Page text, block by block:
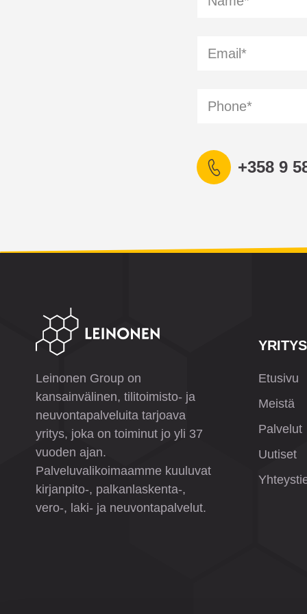
+358 9
Leinonen Group on
kansainvälinen, tilitoimisto- ja
neuvontapalveluita tarjoava
yritys, joka on toiminut jo yli 37
vuoden ajan.
Palveluvalikoimaamme kuuluvat
kirjanpito-, palkanlaskenta-,
vero-, laki- ja neuvontapalvelut.
YRITYS
Etusivu
Meistä
Palvelut
Uutiset